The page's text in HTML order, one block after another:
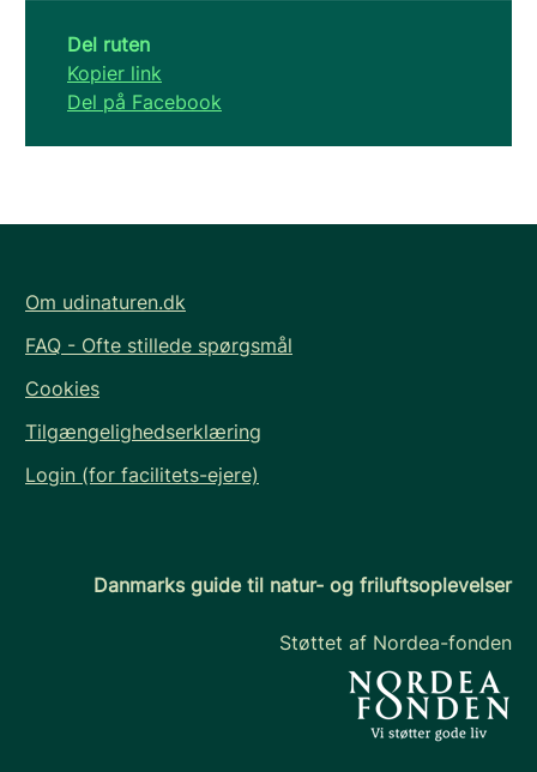
Del ruten
Kopier link
Del på Facebook
Om udinaturen.dk
FAQ - Ofte stillede spørgsmål
Cookies
Tilgængelighedserklæring
Login (for facilitets-ejere)
Danmarks guide til natur- og friluftsoplevelser
Støttet af Nordea-fonden